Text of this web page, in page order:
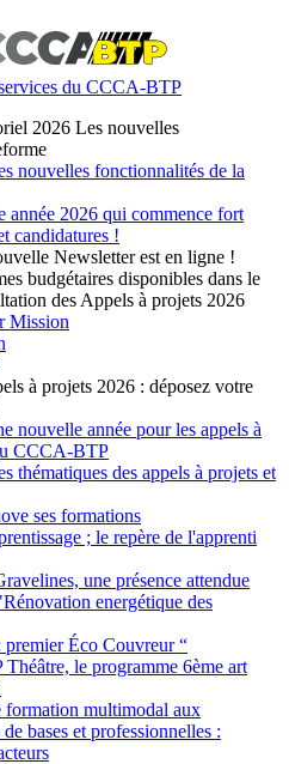
du CCCA-BTP
2026 Les nouvelles
nouvelles fonctionnalités de la
année 2026 qui commence fort
candidatures !
Newsletter est en ligne !
budgétaires disponibles dans le
des Appels à projets 2026
Mission
à projets 2026 : déposez votre
nouvelle année pour les appels à
CCCA-BTP
thématiques des appels à projets et
ses formations
; le repère de l'apprenti
une présence attendue
energétique des
Éco Couvreur “
le programme 6ème art
formation multimodal aux
bases et professionnelles :